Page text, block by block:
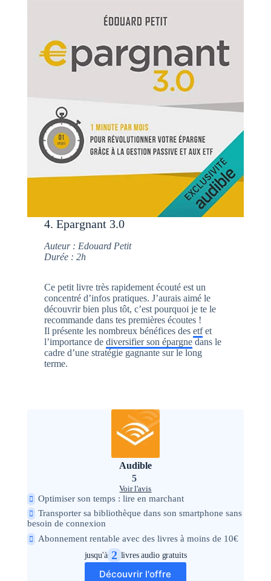
4. Epargnant 3.0
Auteur : Edouard Petit
Durée : 2h
Ce petit livre très rapidement écouté est un
concentré d’infos pratiques. J’aurais aimé le
découvrir bien plus tôt, c’est pourquoi je te le
recommande dans tes premières écoutes !
Il présente les nombreux bénéfices desetfet
l’importance dediversifier son épargne dans le
cadre d’une stratégie gagnante sur le long
terme.
Audible
5
Voir l'avis
Optimiser son temps : lire en marchant
Transporter sa bibliothèque dans son smartphone sans
besoin de connexion
Abonnement rentable avec des livres à moins de 10€
jusqu'à 2 livres audio gratuits
Découvrir l'offre